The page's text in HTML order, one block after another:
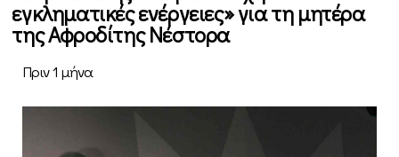
εγκληματικές ενέργειες» για τη μητέρα
της Αφροδίτης Νέστορα
Πριν 1 μήνα